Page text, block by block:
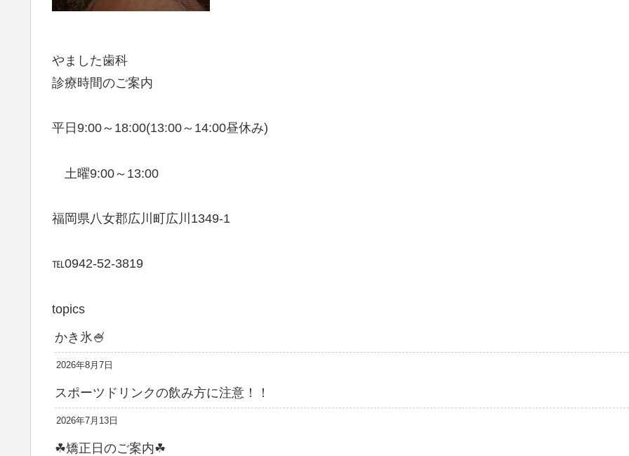
やました歯科
診療時間のご案内
平日9:00～18:00(13:00～14:00昼休み)
土曜9:00～13:00
福岡県八女郡広川町広川1349-1
℡0942-52-3819
topics
かき氷🍧
2026年8月7日
スポーツドリンクの飲み方に注意！！
2026年7月13日
☘矯正日のご案内☘